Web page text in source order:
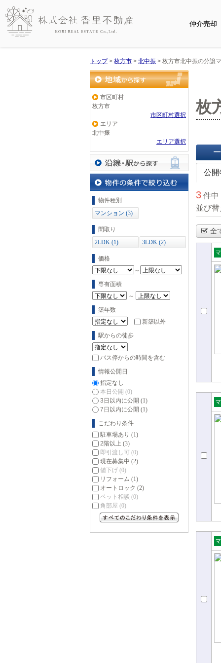
仲介売却
トップ> 枚方市 > 北中振 > 枚方市北中振の分譲
地域から探す
市区町村
枚方市
市区町村選択
エリア
北中振
エリア選択
沿線・駅から探す
物件の条件で絞り込む
物件種別
マンション (3)
間取り
2LDK (1)
3LDK (2)
価格
～
専有面積
～
築年数
新築以外
駅からの徒歩
バス停からの時間を含む
情報公開日
指定なし
本日公開 (0)
3日以内に公開 (1)
7日以内に公開 (1)
こだわり条件
駐車場あり (1)
2階以上 (3)
即引渡し可 (0)
現在募集中 (2)
値下げ (0)
リフォーム (1)
オートロック (2)
ペット相談 (0)
角部屋 (0)
枚
一覧
公
3 件中
並び
全